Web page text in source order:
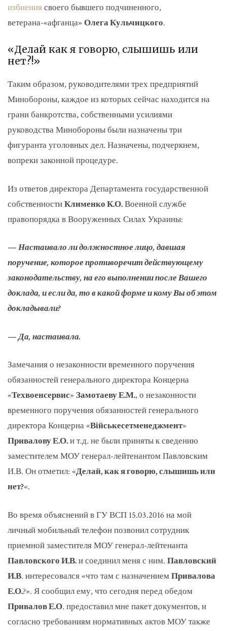
избиениясвоего бывшего подчиненного,
ветерана-«афганца»Олега Кульчицкого.
«Делай как я говорю, слышишь или
нет?!»
Таким образом, руководителями трех предприятий
Минобороны, каждое из которых сейчас находится на
грани банкротства, собственными усилиями
руководства Минобороны были назначены три
фигуранта уголовных дел. Назначены, подчеркнем,
вопреки законной процедуре.
Из ответов директора Департамента государственной
собственностиКлименко К.О.Военной службе
правопорядка в Вооруженных Силах Украины:
— Настаивало ли должностное лицо, давшая
поручение, которое противоречит действующему
законодательству, на его выполнении после Вашего
доклада, и если да, то в какой форме и кому Вы об этом
докладывали?
— Да, настаивала.
Замечания о незаконности временного поручения
обязанностей генерального директора Концерна
«Техвоенсервис»Замотаеву Е.М., о незаконности
временного поручения обязанностей генерального
директора Концерна «Військесетменеджмент»
Привалову Е.О.и т.д. не были приняты к сведению
заместителем МОУ генерал-лейтенантом Павловским
И.В. Он отметил: «Делай, как я говорю, слышишь или
нет?«.
Во время объяснений в ГУ ВСП 15.03.2016 на мой
личный мобильный телефон позвонил сотрудник
приемной заместителя МОУ генерал-лейтенанта
Павловского И.В.и соединил меня с ним. Павловский
И.В. интересовался «что там с назначениемПривалова
Е.О.?». Я сообщил ему, что сегодня перед обедом
Привалов Е.О. предоставил мне пакет документов, и
согласно требованиям нормативных актов МОУ также